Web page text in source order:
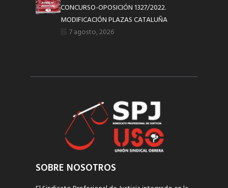
CONCURSO-OPOSICIÓN 1327/2022.
MODIFICACIÓN PLAZAS CATALUÑA
7 agosto, 2026
SOBRE NOSOTROS